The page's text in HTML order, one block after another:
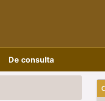
De consulta